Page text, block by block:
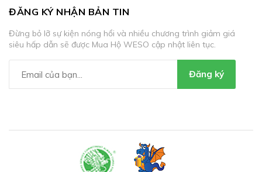
ĐĂNG KÝ NHẬN BẢN TIN
Đừng bỏ lỡ sự kiện nóng hổi và nhiều chương trình giảm giá
siêu hấp dẫn sẽ được Mua Hộ WESO cập nhật liên tục.
Đăng ký